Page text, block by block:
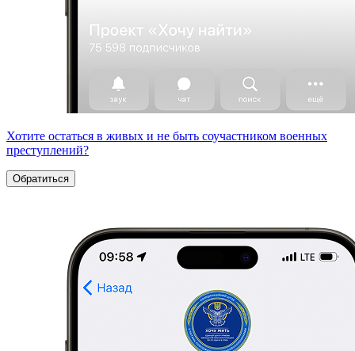
Хотите остаться в живых и не быть соучастником военных
преступлений?
Обратиться